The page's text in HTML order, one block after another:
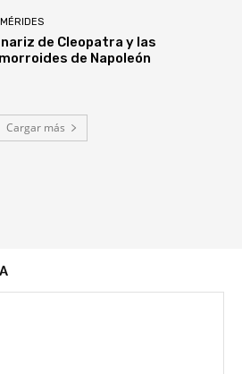
nariz de Cleopatra y las
de Napoleón
Cargar más